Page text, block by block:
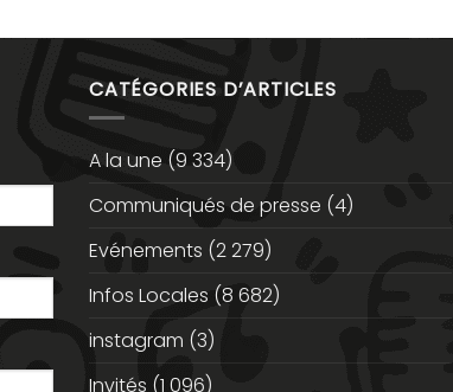
CATÉGORIES D’ARTICLES
A la une (9 334)
Communiqués de presse (4)
Evénements (2 279)
Infos Locales (8 682)
instagram (3)
Invités (1 096)